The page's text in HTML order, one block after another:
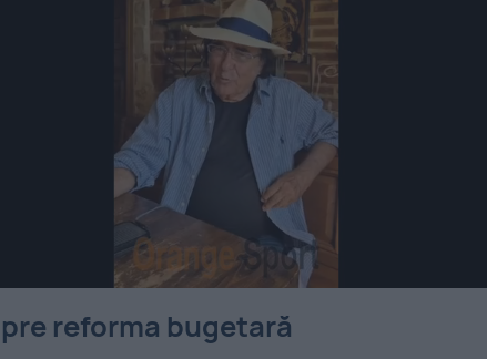
reforma bugetară